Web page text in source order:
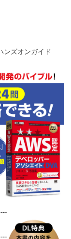
ンズオンガイド